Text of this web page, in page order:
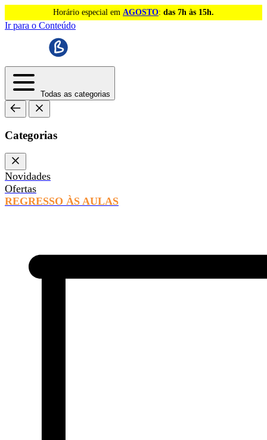
Horário especial em AGOSTO: das 7h às 15h.
Ir para o Conteúdo
Todas as categorias
Categorias
Novidades
Ofertas
REGRESSO ÀS AULAS